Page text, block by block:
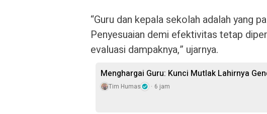
“Guru dan kepala sekolah adalah yang
Penyesuaian demi efektivitas tetap
evaluasi dampaknya,” ujarnya.
Menghargai Guru: Kunci Mutlak Lahirnya
Tim Humas 6 jam